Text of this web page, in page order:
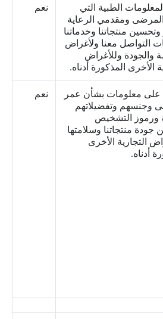
الطبية التي
ومقدمي الرعاية
وتحسين منتجاتنا وخدماتنا
التواصل معنا ولأغراض
والجودة وللأغراض
الأخرى المذكورة أدناه.
نعم
معلومات بشأن عمر
وجنسهم وتفضيلاتهم
ورموز التشخيص
جودة منتجاتنا وسلامتها
التجارية الأخرى
أدناه.
نعم